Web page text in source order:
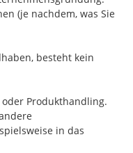
(je nachdem, was Sie
besteht kein
Produkthandling.
in das